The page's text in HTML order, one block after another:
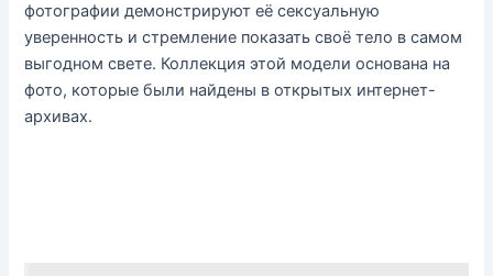
фотографии демонстрируют её сексуальную
уверенность и стремление показать своё тело в самом
выгодном свете. Коллекция этой модели основана на
фото, которые были найдены в открытых интернет-
архивах.